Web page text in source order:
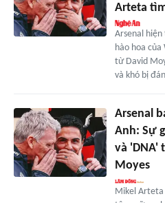
Arteta
Arsenal
hào hoa
từ David
và khó bị
Arsenal
Anh: Sự
và 'DNA'
Moyes
Mikel Arteta